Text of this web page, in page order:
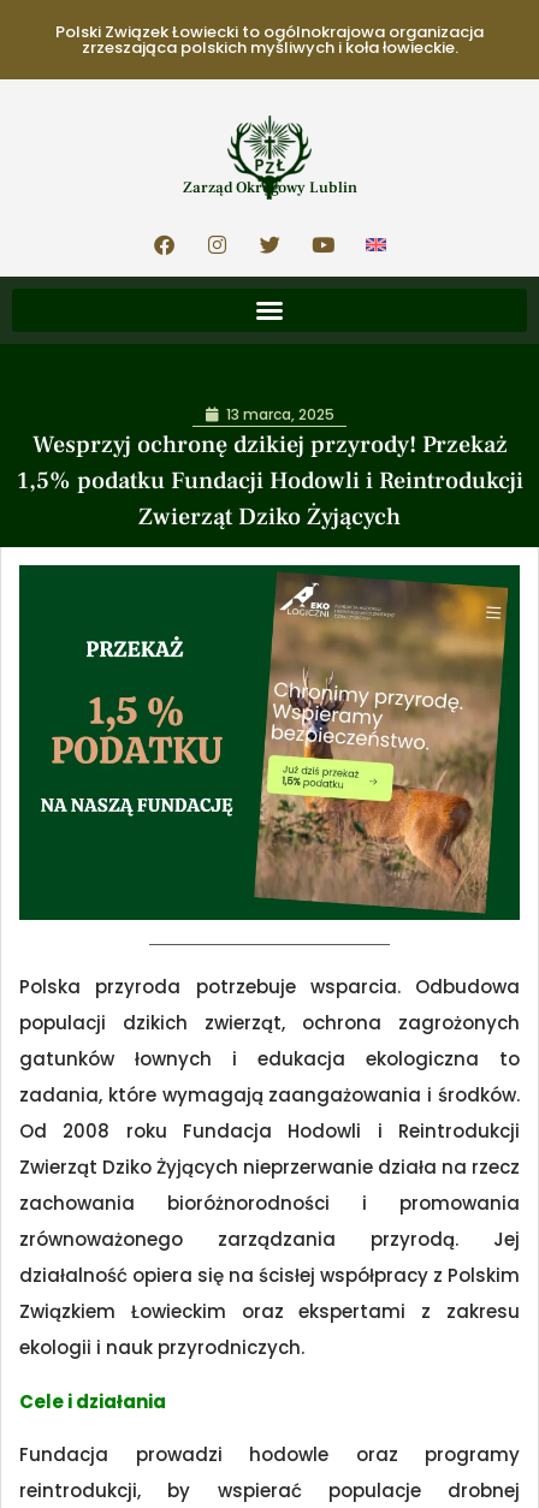
Polski Związek Łowiecki to ogólnokrajowa organizacja
zrzeszająca polskich myśliwych i koła łowieckie.
Zarząd Okręgowy Lublin
Wesprzyj ochronę dzikiej przyrody! Przekaż
1,5% podatku Fundacji Hodowli i Reintrodukcji
Zwierząt Dziko Żyjących
13 marca, 2025
Polska przyroda potrzebuje wsparcia. Odbudowa
populacji dzikich zwierząt, ochrona zagrożonych
gatunków łownych i edukacja ekologiczna to
zadania, które wymagają zaangażowania i środków.
Od 2008 roku Fundacja Hodowli i Reintrodukcji
Zwierząt Dziko Żyjących nieprzerwanie działa na rzecz
zachowania bioróżnorodności i promowania
zrównoważonego zarządzania przyrodą. Jej
działalność opiera się na ścisłej współpracy z Polskim
Związkiem Łowieckim oraz ekspertami z zakresu
ekologii i nauk przyrodniczych.
Cele i działania
Fundacja prowadzi hodowle oraz programy
reintrodukcji, by wspierać populacje drobnej